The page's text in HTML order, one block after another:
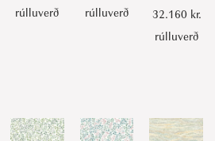
rúlluverð
rúlluverð
32.160 kr.
rúlluverð